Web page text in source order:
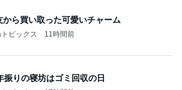
んでいる整形外科での7人待ち
ピックス 1日前